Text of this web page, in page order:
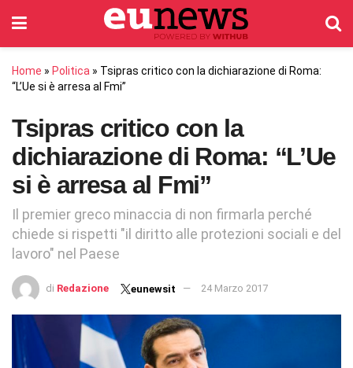
Home » Politica » Tsipras critico con la dichiarazione di Roma:
“L’Ue si è arresa al Fmi”
Tsipras critico con la
dichiarazione di Roma: “L’Ue
si è arresa al Fmi”
Il premier greco minaccia di non firmarla perché
chiede si rispetti "il diritto alle protezioni sociali e del
lavoro" nel Paese
di Redazione eunewsit 24 Marzo 2017